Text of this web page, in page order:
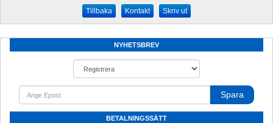
Kontakt Skriv ut
NYHETSBREV
Spara
BETALNINGSSÄTT